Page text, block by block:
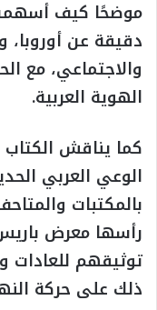
موضحًا كيف
دقيقة عن
والاجتماعي، مع
الهوية العربية.
كما يناقش
الوعي العربي
بالمكتبات
توثيقهم للعادات
ذلك على حركة